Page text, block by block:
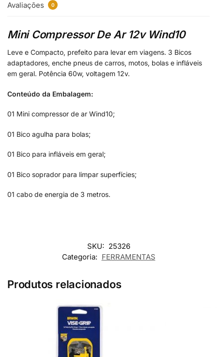
Avaliações 0
Mini Compressor De Ar 12v Wind10
Leve e Compacto, prefeito para levar em viagens. 3 Bicos
adaptadores, enche pneus de carros, motos, bolas e infláveis
em geral. Potência 60w, voltagem 12v.
Conteúdo da Embalagem:
01 Mini compressor de ar Wind10;
01 Bico agulha para bolas;
01 Bico para infláveis em geral;
01 Bico soprador para limpar superfícies;
01 cabo de energia de 3 metros.
SKU: 25326
Categoria: FERRAMENTAS
Produtos relacionados